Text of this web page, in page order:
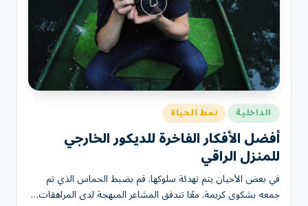
نُشر
في
الداخلية نمط الحياة
أفضل الأفكار الفاخرة للديكور الخارجي
للمنزل الراقي
في بعض الأحيان يتم تهدئة سلوكها. قم بضبط الحماس الذي تم
جمعه بشكوى كريمة. معًا تتدفق المشاعر المبهجة لدى المراهقات…